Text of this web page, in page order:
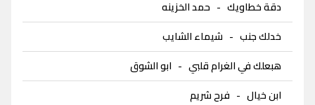
دقة خطاويك - حمد الخزينه
خدلك جنب - شيماء الشايب
هبعلك في الغرام قلبي - ابو الشوق
ابن خيال - فرح شريم